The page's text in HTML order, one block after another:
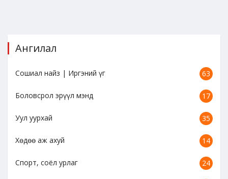
Ангилал
Сошиал найз | Иргэний үг 63
Боловсрол эрүүл мэнд 17
Уул уурхай 35
Хөдөө аж ахуй 14
Спорт, соёл урлаг 24